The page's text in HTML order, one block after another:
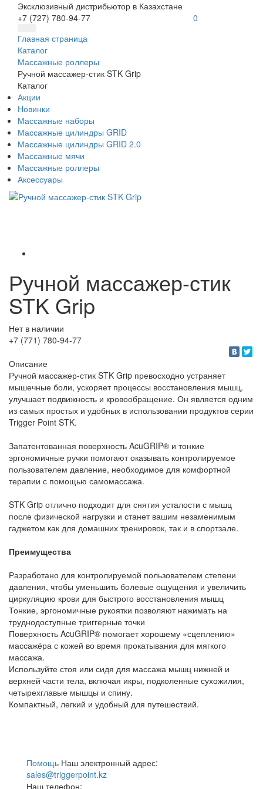
Эксклюзивный дистрибьютор в Казахстане
+7 (727) 780-94-77
0
Главная страница
Каталог
Массажные роллеры
Ручной массажер-стик STK Grip
Каталог
Акции
Новинки
Массажные наборы
Массажные цилиндры GRID
Массажные цилиндры GRID 2.0
Массажные мячи
Массажные роллеры
Аксессуары
Ручной массажер-стик
STK Grip
Нет в наличии
+7 (771) 780-94-77
Описание
Ручной массажер-стик STK Grip превосходно устраняет
мышечные боли, ускоряет процессы восстановления мышц,
улучшает подвижность и кровообращение. Он является одним
из самых простых и удобных в использовании продуктов серии
Trigger Point STK.
Запатентованная поверхность AcuGRIP® и тонкие
эргономичные ручки помогают оказывать контролируемое
пользователем давление, необходимое для комфортной
терапии с помощью самомассажа.
STK Grip отлично подходит для снятия усталости с мышц
после физической нагрузки и станет вашим незаменимым
гаджетом как для домашних тренировок, так и в спортзале.
Преимущества
Разработано для контролируемой пользователем степени
давления, чтобы уменьшить болевые ощущения и увеличить
циркуляцию крови для быстрого восстановления мышц
Тонкие, эргономичные рукоятки позволяют нажимать на
труднодоступные триггерные точки
Поверхность AcuGRIP® помогает хорошему «сцеплению»
массажёра с кожей во время прокатывания для мягкого
массажа.
Используйте стоя или сидя для массажа мышц нижней и
верхней части тела, включая икры, подколенные сухожилия,
четырехглавые мышцы и спину.
Компактный, легкий и удобный для путешествий.
Помощь Наш электронный адрес:
sales@triggerpoint.kz
Наш телефон: